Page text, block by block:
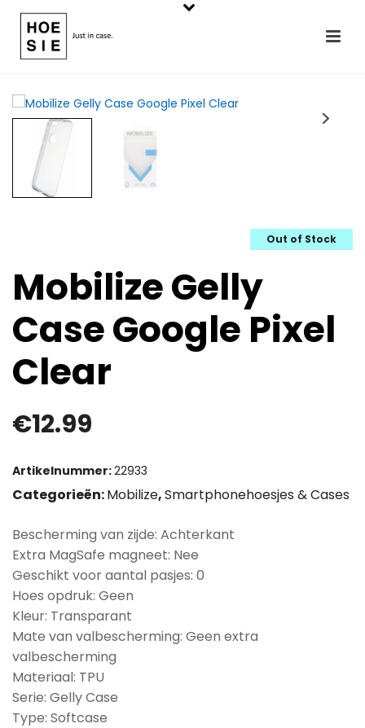
Out of Stock
Mobilize Gelly
Case Google Pixel
Clear
€12.99
Artikelnummer:22933
Categorieën:Mobilize,Smartphonehoesjes & Cases
Bescherming van zijde: Achterkant
Extra MagSafe magneet: Nee
Geschikt voor aantal pasjes: 0
Hoes opdruk: Geen
Kleur: Transparant
Mate van valbescherming: Geen extra
valbescherming
Materiaal: TPU
Serie: Gelly Case
Type: Softcase